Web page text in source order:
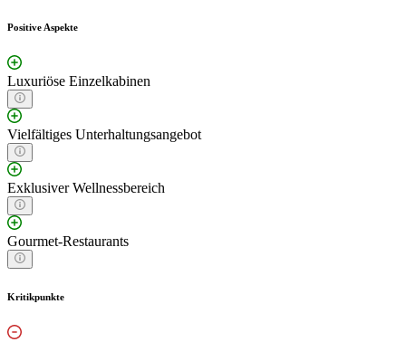
Positive Aspekte
Luxuriöse Einzelkabinen
Vielfältiges Unterhaltungsangebot
Exklusiver Wellnessbereich
Gourmet-Restaurants
Kritikpunkte